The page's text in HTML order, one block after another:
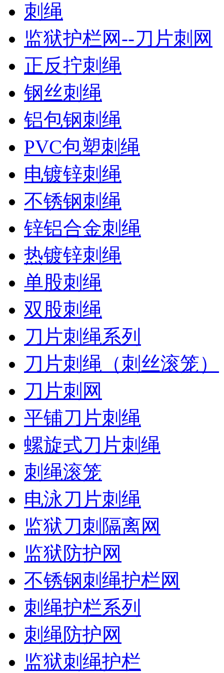
刺绳
监狱护栏网--刀片刺网
正反拧刺绳
钢丝刺绳
铝包钢刺绳
PVC包塑刺绳
电镀锌刺绳
不锈钢刺绳
锌铝合金刺绳
热镀锌刺绳
单股刺绳
双股刺绳
刀片刺绳系列
刀片刺绳（刺丝滚笼）
刀片刺网
平铺刀片刺绳
螺旋式刀片刺绳
刺绳滚笼
电泳刀片刺绳
监狱刀刺隔离网
监狱防护网
不锈钢刺绳护栏网
刺绳护栏系列
刺绳防护网
监狱刺绳护栏